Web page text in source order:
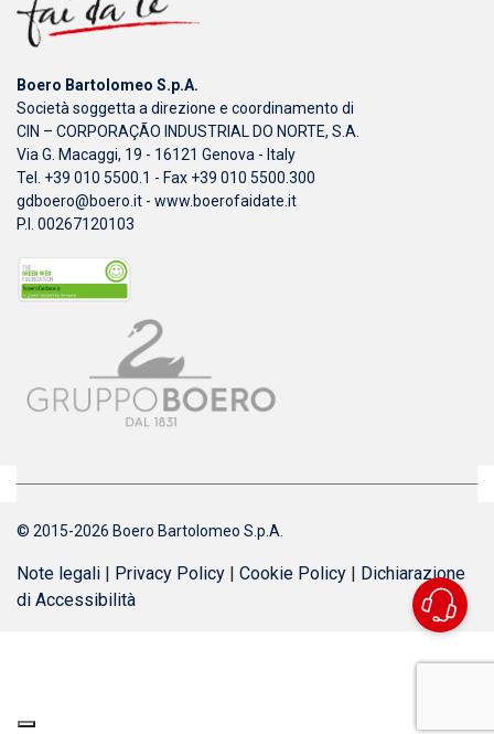
Boero Bartolomeo S.p.A.
Società soggetta a direzione e coordinamento di
CIN – CORPORAÇÃO INDUSTRIAL DO NORTE, S.A.
Via G. Macaggi, 19 - 16121 Genova - Italy
Tel. +39 010 5500.1 - Fax +39 010 5500.300
gdboero@boero.it - www.boerofaidate.it
P.I. 00267120103
© 2015-2026 Boero Bartolomeo S.p.A.
Note legali | Privacy Policy | Cookie Policy | Dichiarazione
di Accessibilità